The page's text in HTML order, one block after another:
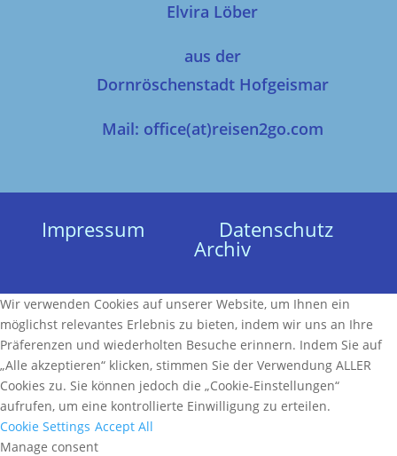
Elvira Löber
aus der
Dornröschenstadt Hofgeismar
Mail: office(at)reisen2go.com
Impressum Datenschutz
Archiv
Wir verwenden Cookies auf unserer Website, um Ihnen ein
möglichst relevantes Erlebnis zu bieten, indem wir uns an Ihre
Präferenzen und wiederholten Besuche erinnern. Indem Sie auf
„Alle akzeptieren“ klicken, stimmen Sie der Verwendung ALLER
Cookies zu. Sie können jedoch die „Cookie-Einstellungen“
aufrufen, um eine kontrollierte Einwilligung zu erteilen.
Cookie Settings Accept All
Manage consent